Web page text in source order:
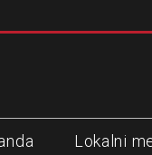
Lokalni